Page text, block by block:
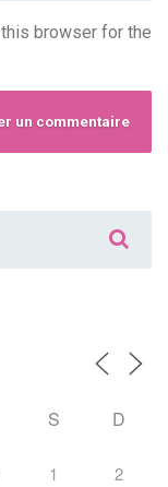
browser for the
S D
1 2